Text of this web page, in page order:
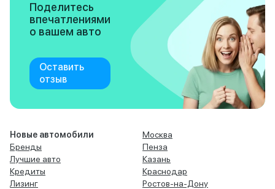
Поделитесь
впечатлениями
о вашем авто
Оставить
отзыв
Новые автомобили
Бренды
Лучшие авто
Кредиты
Лизинг
Москва
Пенза
Казань
Краснодар
Ростов-на-Дону